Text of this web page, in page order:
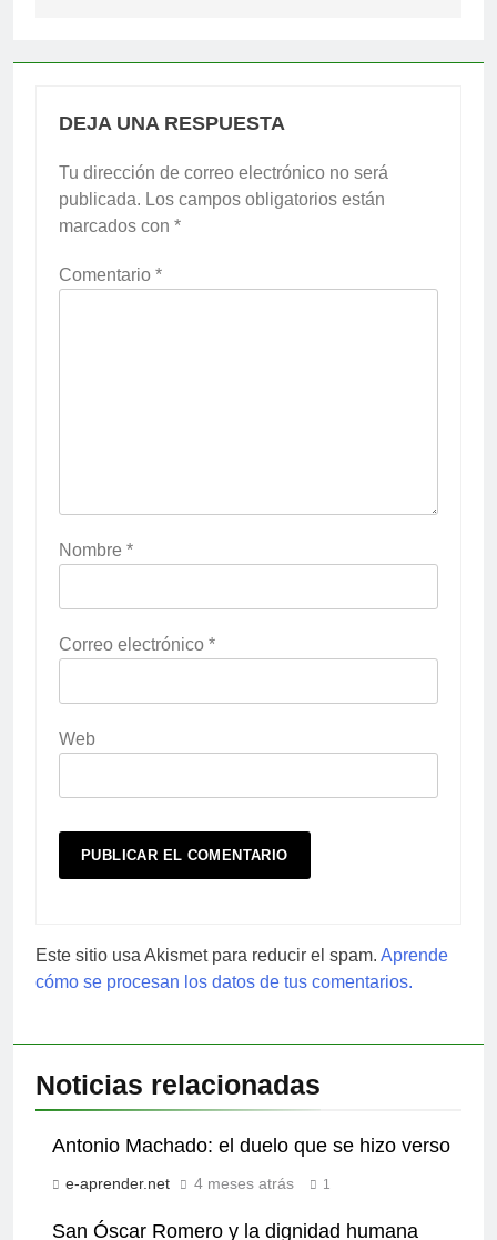
DEJA UNA RESPUESTA
Tu dirección de correo electrónico no será
publicada. Los campos obligatorios están
marcados con *
Comentario *
Nombre *
Correo electrónico *
Web
Este sitio usa Akismet para reducir el spam. Aprende
cómo se procesan los datos de tus comentarios.
Noticias relacionadas
Antonio Machado: el duelo que se hizo verso
e-aprender.net 4 meses atrás 1
San Óscar Romero y la dignidad humana